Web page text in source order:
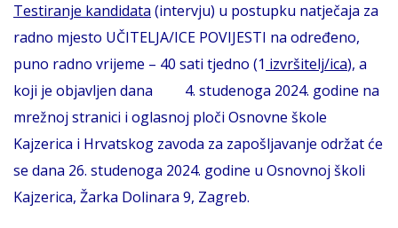
Testiranje kandidata (intervju) u postupku natječaja za
radno mjesto UČITELJA/ICE POVIJESTI na određeno,
puno radno vrijeme – 40 sati tjedno (1 izvršitelj/ica), a
koji je objavljen dana 4. studenoga 2024. godine na
mrežnoj stranici i oglasnoj ploči Osnovne škole
Kajzerica i Hrvatskog zavoda za zapošljavanje održat će
se dana 26. studenoga 2024. godine u Osnovnoj školi
Kajzerica, Žarka Dolinara 9, Zagreb.